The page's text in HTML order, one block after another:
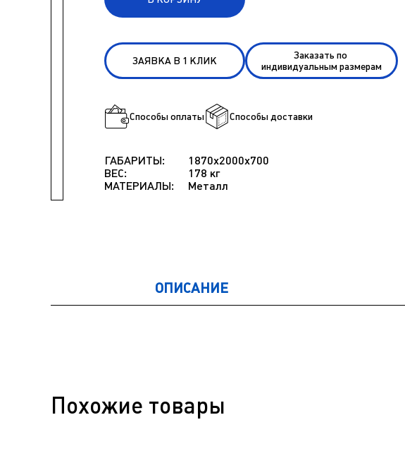
ЗАЯВКА В 1 КЛИК
Заказать по
индивидуальным размерам
Способы оплаты Способы доставки
ГАБАРИТЫ:
1870x2000x700
ВЕС:
178 кг
МАТЕРИАЛЫ:
Металл
ОПИСАНИЕ
Похожие товары